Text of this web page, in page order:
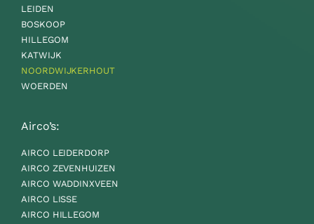
LEIDEN
BOSKOOP
HILLEGOM
KATWIJK
NOORDWIJKERHOUT
WOERDEN
Airco’s:
AIRCO LEIDERDORP
AIRCO ZEVENHUIZEN
AIRCO WADDINXVEEN
AIRCO LISSE
AIRCO HILLEGOM